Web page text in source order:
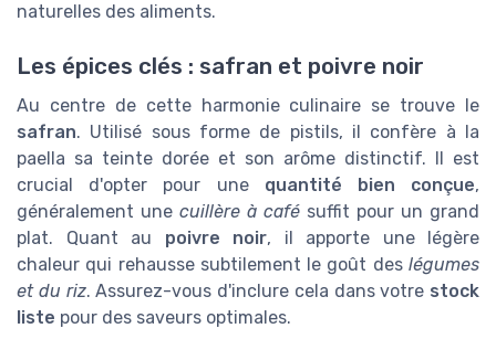
naturelles des aliments.
Les épices clés : safran et poivre noir
Au centre de cette harmonie culinaire se trouve le
safran. Utilisé sous forme de pistils, il confère à la
paella sa teinte dorée et son arôme distinctif. Il est
crucial d'opter pour une quantité bien conçue,
généralement une cuillère à café suffit pour un grand
plat. Quant au poivre noir, il apporte une légère
chaleur qui rehausse subtilement le goût des légumes
et du riz. Assurez-vous d'inclure cela dans votre stock
liste pour des saveurs optimales.